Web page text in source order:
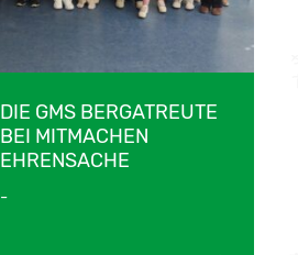
DIE GMS BERGATREUTE
BEI MITMACHEN
EHRENSACHE
-